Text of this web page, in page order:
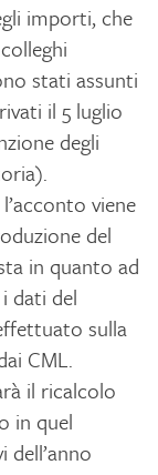
importi, che
stati assunti
il 5 luglio
degli
viene
del
in quanto ad
dati del
sulla
CML.
il ricalcolo
in quel